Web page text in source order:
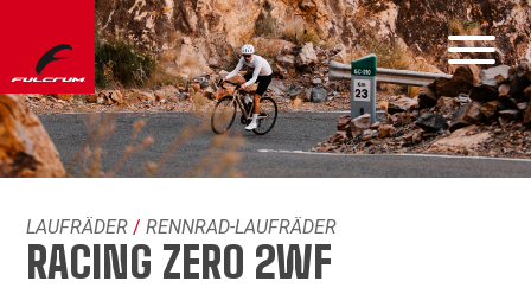
LAUFRÄDER /RENNRAD-LAUFRÄDER
RACING ZERO 2WF